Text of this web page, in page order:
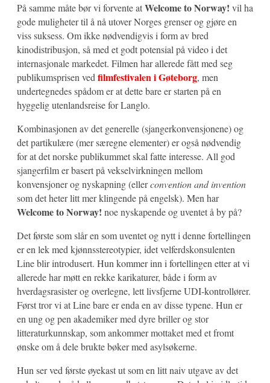
På samme måte bør vi forvente atWelcome to Norway! vil ha
gode muligheter til å nå utover Norges grenser og gjøre en
viss suksess. Om ikke nødvendigvis i form av bred
kinodistribusjon, så med et godt potensial på video i det
internasjonale markedet. Filmen har allerede fått med seg
publikumsprisen vedfilmfestivalen i Gøteborg, men
undertegnedes spådom er at dette bare er starten på en
hyggelig utenlandsreise for Langlo.
Kombinasjonen av det generelle (sjangerkonvensjonene) og
det partikulære (mer særegne elementer) er også nødvendig
for at det norske publikummet skal fatte interesse. All god
sjangerfilm er basert på vekselvirkningen mellom
konvensjoner og nyskapning (ellerconvention and invention
som det heter litt mer klingende på engelsk). Men har
Welcome to Norway! noe nyskapende og uventet å by på?
Det første som slår en som uventet og nytt i denne fortellingen
er en lek med kjønnsstereotypier, idet velferdskonsulenten
Line blir introdusert. Hun kommer inn i fortellingen etter at vi
allerede har møtt en rekke karikaturer, både i form av
hverdagsrasister og overlegne, lett livsfjerne UDI-kontrollører.
Først tror vi at Line bare er enda en av disse typene. Hun er
en ung og pen akademiker med dyre briller og stor
litteraturkunnskap, som ankommer mottaket med et fromt
ønske om å dele brukte bøker med asylsøkerne.
Hun ser ved første øyekast ut som en litt naiv utgave av det